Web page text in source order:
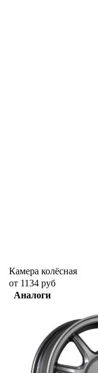
Камера колёсная
от 1134 руб
Аналоги